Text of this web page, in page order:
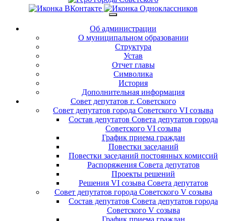
Об администрации
О муниципальном образовании
Структура
Устав
Отчет главы
Символика
История
Дополнительная информация
Совет депутатов г. Советского
Совет депутатов города Советского VI созыва
Состав депутатов Совета депутатов города
Советского VI созыва
График приема граждан
Повестки заседаний
Повестки заседаний постоянных комиссий
Распоряжения Совета депутатов
Проекты решений
Решения VI созыва Совета депутатов
Совет депутатов города Советского V созыва
Состав депутатов Совета депутатов города
Советского V созыва